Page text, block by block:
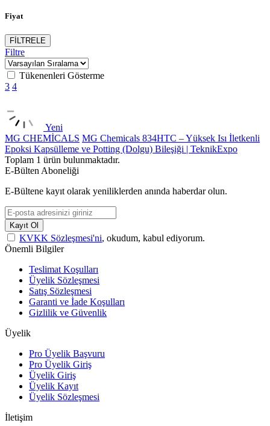
Fiyat
FİLTRELE
Filtre
Tükenenleri Gösterme
3 4
Yeni
MG CHEMİCALS MG Chemicals 834HTC – Yüksek Isı İletkenli
Epoksi Kapsülleme ve Potting (Dolgu) Bileşiği | TeknikExpo
Toplam 1 ürün bulunmaktadır.
E-Bülten Aboneliği
E-Bültene kayıt olarak yeniliklerden anında haberdar olun.
Kayıt Ol
KVKK Sözleşmesi'ni, okudum, kabul ediyorum.
Önemli Bilgiler
Teslimat Koşulları
Üyelik Sözleşmesi
Satış Sözleşmesi
Garanti ve İade Koşulları
Gizlilik ve Güvenlik
Üyelik
Pro Üyelik Başvuru
Pro Üyelik Giriş
Üyelik Giriş
Üyelik Kayıt
Üyelik Sözleşmesi
İletişim